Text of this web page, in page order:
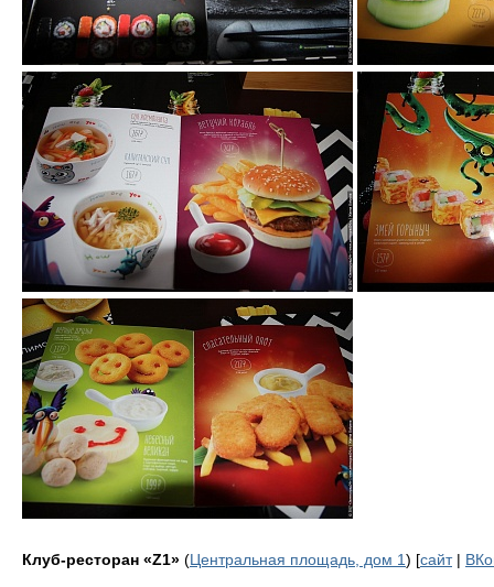
Клуб-ресторан «Z1» (Центральная площадь, дом 1) [сайт|